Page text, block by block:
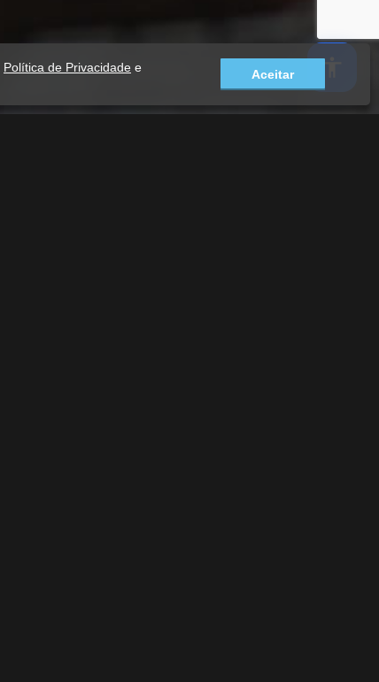
Política de Privacidade e
Aceitar